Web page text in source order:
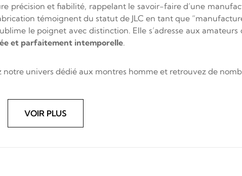
précision et fiabilité, rappelant le savoir-faire d’une
témoignent du statut de JLC en tant que
le poignet avec distinction. Elle s’adresse aux amateurs
et parfaitement intemporelle.
univers dédié aux montres homme et retrouvez de
VOIR PLUS